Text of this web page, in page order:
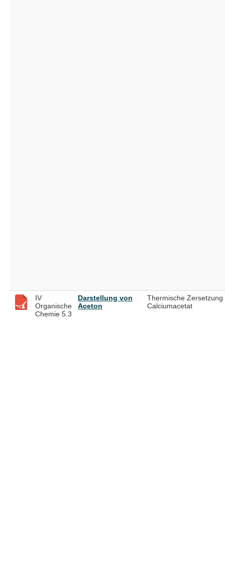
IV
Organische
Chemie 5.3
Darstellung von
Aceton
Thermische Zersetzung
Calciumacetat